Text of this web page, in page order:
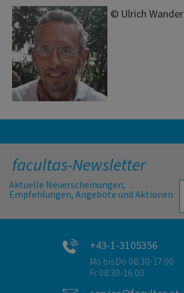
© Ulrich
facultas-Newsletter
Aktuelle Neuerscheinungen,
Empfehlungen, Angebote und Aktionen
+43-1-3105356
Mo bis Do 08:30-17:00
Fr 08:30-16:00